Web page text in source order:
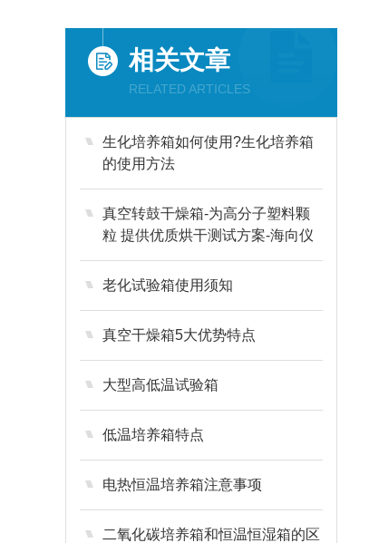
相关文章
RELATED ARTICLES
生化培养箱如何使用?生化培养箱
的使用方法
真空转鼓干燥箱-为高分子塑料颗
粒 提供优质烘干测试方案-海向仪
器
老化试验箱使用须知
真空干燥箱5大优势特点
大型高低温试验箱
低温培养箱特点
电热恒温培养箱注意事项
二氧化碳培养箱和恒温恒湿箱的区